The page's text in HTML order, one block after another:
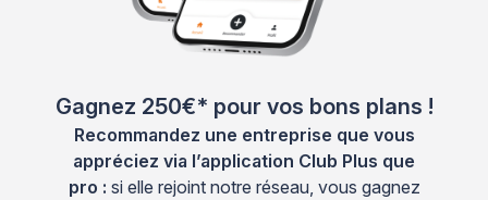
Gagnez 250€* pour vos bons plans !
Recommandez une entreprise que vous
appréciez via l’application Club Plus que
pro : si elle rejoint notre réseau, vous gagnez